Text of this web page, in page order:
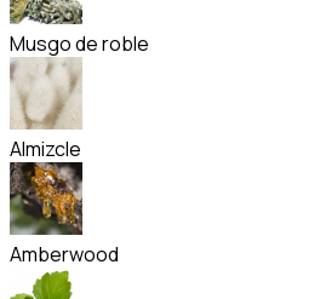
Musgo de roble
Almizcle
Amberwood